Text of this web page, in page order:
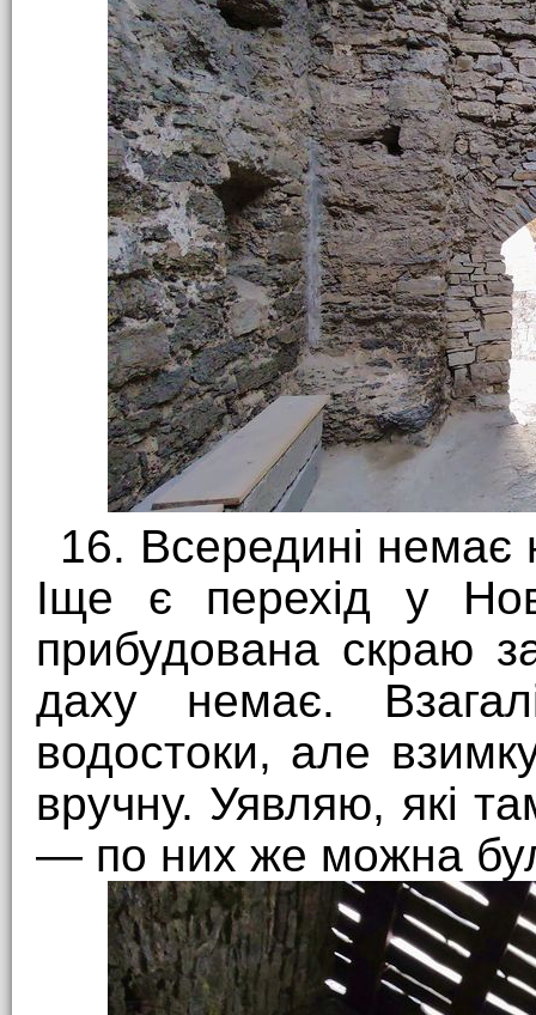
16. Всередині немає
Іще є перехід у
прибудована скраю
даху немає.
водостоки, але
вручну. Уявляю, які
— по них же можна